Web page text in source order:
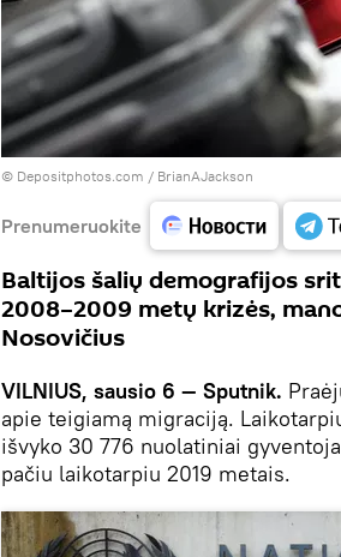
© Depositphotos.com / BrianAJackson
Prenumeruokite
Baltijos šalių demografijos
2008–2009 metų krizės,
Nosovičius
VILNIUS, sausio 6 — Sputnik.
apie teigiamą migraciją.
išvyko 30 776 nuolatiniai
pačiu laikotarpiu 2019 metais.